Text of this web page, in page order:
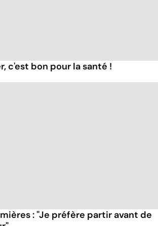
c'est bon pour la santé !
: "Je préfère partir avant de